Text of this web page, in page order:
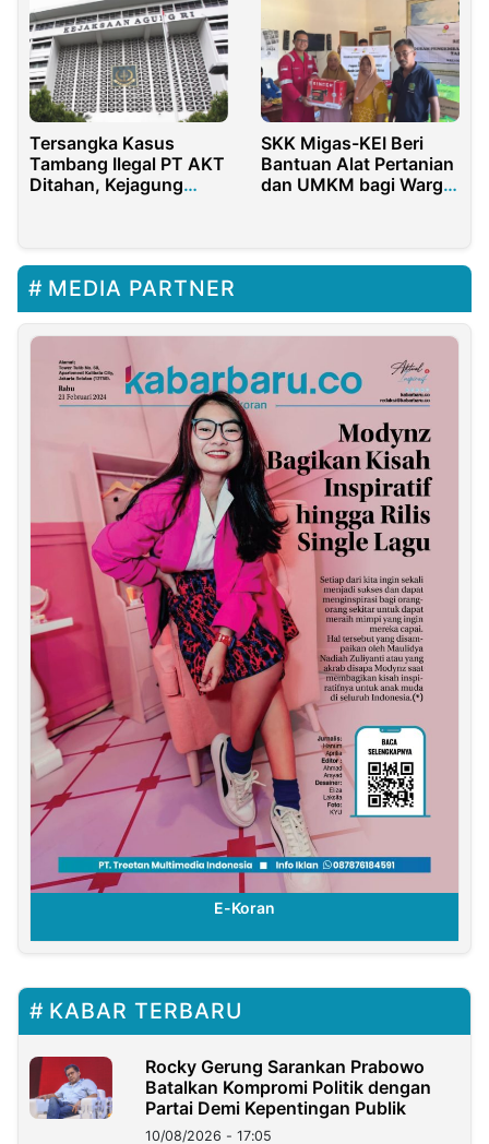
Tersangka Kasus
Tambang Ilegal PT AKT
Ditahan, Kejagung
SKK Migas-KEI Beri
Bantuan Alat Pertanian
dan UMKM bagi Warga
MEDIA PARTNER
E-Koran
KABAR TERBARU
Rocky Gerung Sarankan Prabowo
Batalkan Kompromi Politik dengan
Partai Demi Kepentingan Publik
10/08/2026 - 17:05